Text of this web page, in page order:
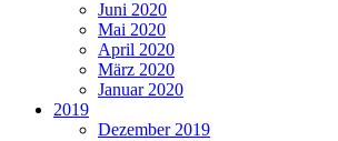
Juni 2020
Mai 2020
April 2020
März 2020
Januar 2020
2019
Dezember 2019